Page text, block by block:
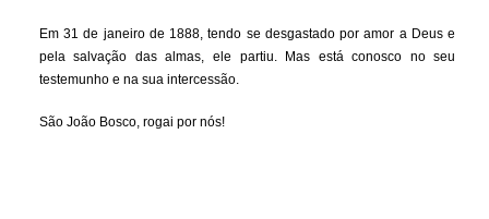
Em 31 de janeiro de 1888, tendo se desgastado por amor a Deus e
pela salvação das almas, ele partiu. Mas está conosco no seu
testemunho e na sua intercessão.
São João Bosco, rogai por nós!